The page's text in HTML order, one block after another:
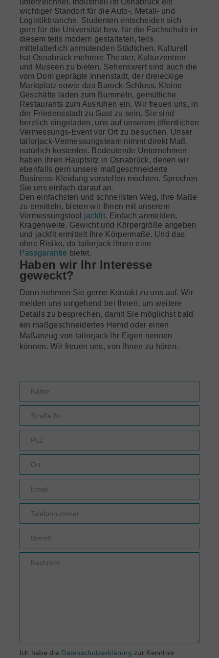
wichtiger Standort für die Auto-, Metall- und
Logistikbranche. Studenten entscheiden sich
gern für die Universität bzw. für die Fachschule in
diesem teils modern gestalteten, teils
mittelalterlich anmutenden Städtchen. Kulturell
hat Osnabrück mehrere Theater, Kulturzentren
und Museen zu bieten. Sehenswert sind auch die
vom Dom geprägte Innenstadt, der dreieckige
Marktplatz sowie das Barock-Schloss. Kleine
Geschäfte laden zum Bummeln, gemütliche
Restaurants zum Ausruhen ein. Wir freuen uns, in
der Friedensstadt zu Gast zu sein. Sie sind
herzlich eingeladen, uns auf unserem öffentlichen
Vermessungs-Event vor Ort zu besuchen. Unser
tailorjack-Vermessungsteam nimmt direkt Maß,
natürlich kostenlos. Bedeutende Unternehmen
haben ihren Hauptsitz in Osnabrück, denen wir
ebenfalls gern unsere maßgeschneiderte
Business-Kleidung vorstellen möchten. Sprechen
Sie uns einfach darauf an.
Den einfachsten und schnellsten Weg, Ihre Maße
zu ermitteln, bieten wir Ihnen mit unserem
Vermessungstool jackfit. Einfach anmelden,
Kragenweite, Gewicht und Körpergröße angeben
und jackfit ermittelt Ihre Körpermaße. Und das
ohne Risiko, da tailorjack Ihnen eine
Passgarantie bietet.
Haben wir Ihr Interesse
geweckt?
Dann nehmen Sie gerne Kontakt zu uns auf. Wir
melden uns umgehend bei Ihnen, um weitere
Details zu besprechen, damit Sie möglichst bald
ein maßgeschneidertes Hemd oder einen
Maßanzug von tailorjack Ihr Eigen nennen
können. Wir freuen uns, von Ihnen zu hören.
Ich habe die Datenschutzerklärung zur Kenntnis